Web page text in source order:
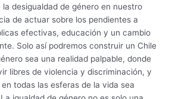
desigualdad de género en nuestro
de actuar sobre los pendientes a
efectivas, educación y un cambio
Solo así podremos construir un Chile
sea una realidad palpable, donde
libres de violencia y discriminación, y
todas las esferas de la vida sea